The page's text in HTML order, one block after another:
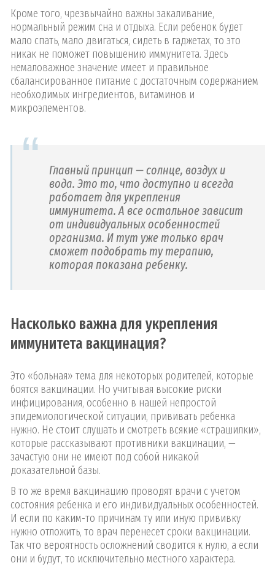
Кроме того, чрезвычайно важны закаливание,
нормальный режим сна и отдыха. Если ребенок будет
мало спать, мало двигаться, сидеть в гаджетах, то это
никак не поможет повышению иммунитета. Здесь
немаловажное значение имеет и правильное
сбалансированное питание с достаточным содержанием
необходимых ингредиентов, витаминов и
микроэлементов.
Главный принцип — солнце, воздух и
вода. Это то, что доступно и всегда
работает для укрепления
иммунитета. А все остальное зависит
от индивидуальных особенностей
организма. И тут уже только врач
сможет подобрать ту терапию,
которая показана ребенку.
Насколько важна для укрепления
иммунитета вакцинация?
Это «больная» тема для некоторых родителей, которые
боятся вакцинации. Но учитывая высокие риски
инфицирования, особенно в нашей непростой
эпидемиологической ситуации, прививать ребенка
нужно. Не стоит слушать и смотреть всякие «страшилки»,
которые рассказывают противники вакцинации, —
зачастую они не имеют под собой никакой
доказательной базы.
В то же время вакцинацию проводят врачи с учетом
состояния ребенка и его индивидуальных особенностей.
И если по каким-то причинам ту или иную прививку
нужно отложить, то врач перенесет сроки вакцинации.
Так что вероятность осложнений сводится к нулю, а если
они и будут, то исключительно местного характера.